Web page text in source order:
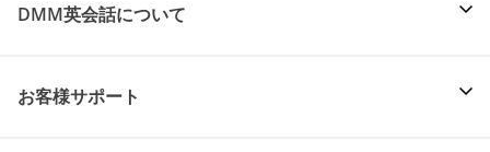
DMM英会話について
お客様サポート